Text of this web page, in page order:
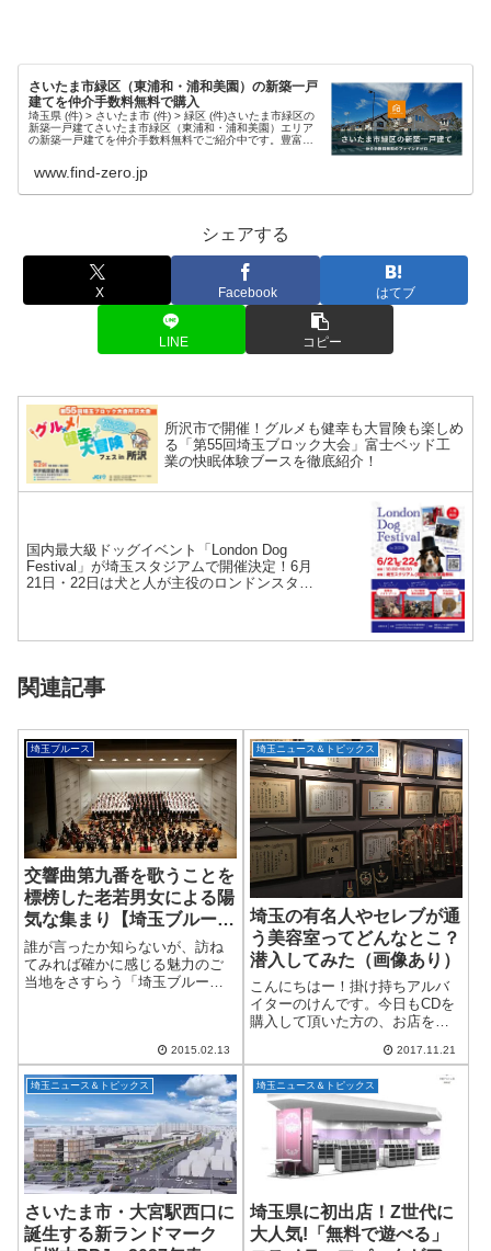
さいたま市緑区（東浦和・浦和美園）の新築一戸
建てを仲介手数料無料で購入
埼玉県 (件) > さいたま市 (件) > 緑区 (件)さいたま市緑区の
新築一戸建てさいたま市緑区（東浦和・浦和美園）エリア
の新築一戸建てを仲介手数料無料でご紹介中です。豊富な
www.find-zero.jp
シェアする
X Facebook はてブ
LINE コピー
所沢市で開催！グルメも健幸も大冒険も楽しめ
る「第55回埼玉ブロック大会」富士ベッド工
業の快眠体験ブースを徹底紹介！
国内最大級ドッグイベント「London Dog
Festival」が埼玉スタジアムで開催決定！6月
21日・22日は犬と人が主役のロンドンスタイ
関連記事
埼玉ブルース
交響曲第九番を歌うことを
標榜した老若男女による陽
気な集まり【埼玉ブルース
第35回】
誰が言ったか知らないが、訪ね
てみれば確かに感じる魅力のご
当地をさすらう「埼玉ブルー
そこの感動を思い出そうじゃな
いか！ という訳で、今...
2015.02.13
埼玉ニュース＆トピックス
埼玉の有名人やセレブが通
う美容室ってどんなとこ？
潜入してみた（画像あり）
こんにちはー！掛け持ちアルバ
イターのけんです。今日もCDを
購入して頂いた方の、お店をご
ある、完全予約制のプライベー
トサロン「Dyoll THE MODE」
（ディオル・ザ・モード）さん
です！...
2017.11.21
埼玉ニュース＆トピックス
さいたま市・大宮駅西口に
誕生する新ランドマーク
埼玉ニュース＆トピックス
埼玉県に初出店！Z世代に
大人気!「無料で遊べる」